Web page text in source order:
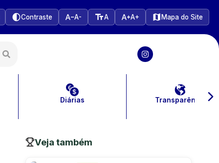
Contraste A- A A+ Mapa do Site
Diárias Transparência
Veja também